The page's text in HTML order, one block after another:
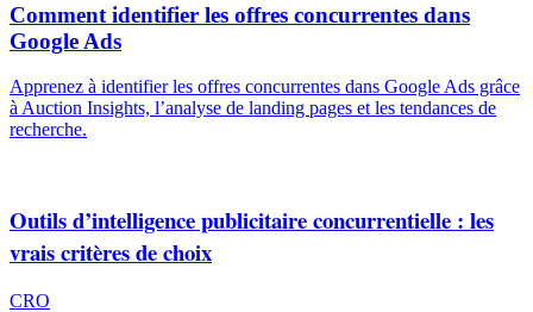
Comment identifier les offres concurrentes dans
Google Ads
Apprenez à identifier les offres concurrentes dans Google Ads grâce
à Auction Insights, l’analyse de landing pages et les tendances de
recherche.
Outils d’intelligence publicitaire concurrentielle : les
vrais critères de choix
CRO